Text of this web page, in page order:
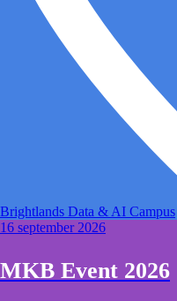
Brightlands Data & AI Campus
16 september 2026
MKB Event 2026